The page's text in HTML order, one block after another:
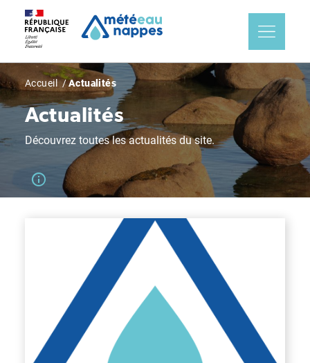
contenu
Fil
d'Ariane
Accueil Actualités
Actualités
Découvrez toutes les actualités du site.
Panneau de gestion des cookies